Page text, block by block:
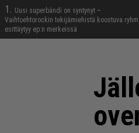
1. Uusi superbändi on syntynyt –
Vaihtoehtorockin tekijämiehistä koostuva
esittäytyy ep:n merkeissä